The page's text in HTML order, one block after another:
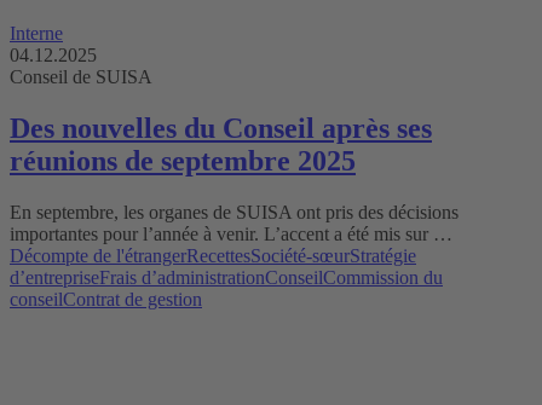
Interne
04.12.2025
Conseil de SUISA
Des nouvelles du Conseil après ses
réunions de septembre 2025
En septembre, les organes de SUISA ont pris des décisions
importantes pour l’année à venir. L’accent a été mis sur …
Décompte de l'étrangerRecettesSociété-sœurStratégie
d’entrepriseFrais d’administrationConseilCommission du
conseilContrat de gestion